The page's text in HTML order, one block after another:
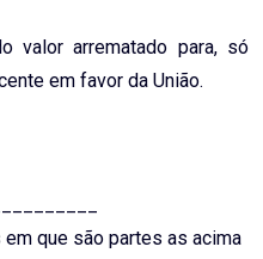
valor arrematado para, só
em favor da União.
que são partes as acima